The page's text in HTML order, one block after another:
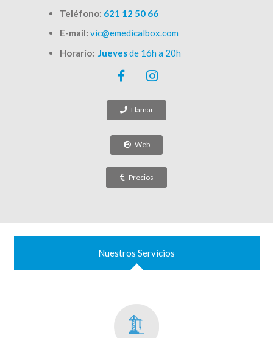
Teléfono: 621 12 50 66
E-mail: vic@emedicalbox.com
Horario: Juevesde 16h a 20h
Llamar
Web
Precios
Nuestros Servicios